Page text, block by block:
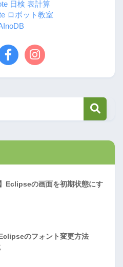
日検 表計算
ロボット教室
Eclipseの画面を初期状態にす
のフォント変更方法